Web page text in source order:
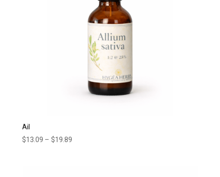
Ail
$13.09 – $19.89